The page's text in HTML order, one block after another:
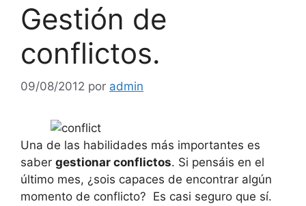
Gestión de
conflictos.
09/08/2012 por admin
Una de las habilidades más importantes es
saber gestionar conflictos. Si pensáis en el
último mes, ¿sois capaces de encontrar algún
momento de conflicto? Es casi seguro que sí.